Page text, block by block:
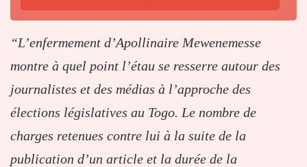
“L’enfermement d’Apollinaire Mewenemesse
montre à quel point l’étau se resserre autour des
journalistes et des médias à l’approche des
élections législatives au Togo. Le nombre de
charges retenues contre lui à la suite de la
publication d’un article et la durée de la